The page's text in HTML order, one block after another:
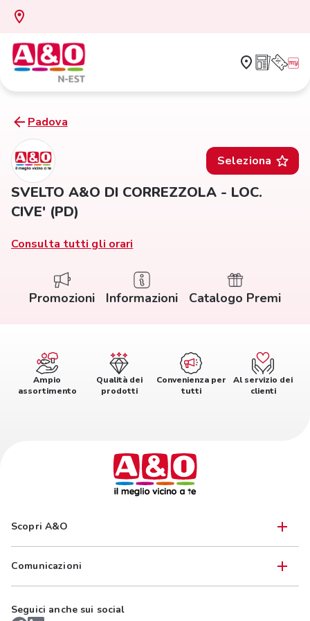
Padova
Seleziona
SVELTO A&O DI CORREZZOLA - LOC.
CIVE' (PD)
Consulta tutti gli orari
Promozioni Informazioni Catalogo Premi
Ampio
assortimento
Qualità dei
prodotti
Convenienza per
tutti
Al servizio dei
clienti
Scopri A&O
Comunicazioni
Seguici anche sui social